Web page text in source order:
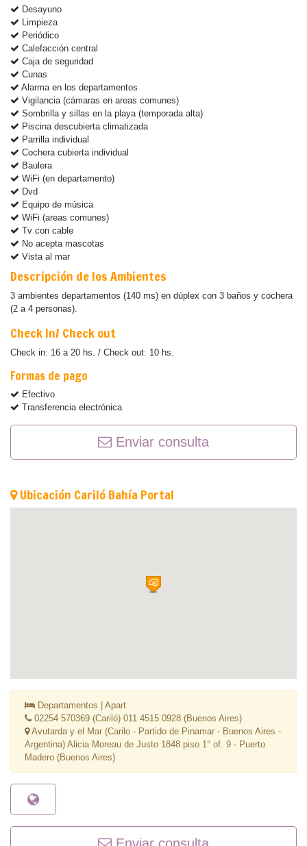
Desayuno
Limpieza
Periódico
Calefacción central
Caja de seguridad
Cunas
Alarma en los departamentos
Vigilancia (cámaras en areas comunes)
Sombrilla y sillas en la playa (temporada alta)
Piscina descubierta climatizada
Parrilla individual
Cochera cubierta individual
Baulera
WiFi (en departamento)
Dvd
Equipo de música
WiFi (areas comunes)
Tv con cable
No acepta mascotas
Vista al mar
Descripción de los Ambientes
3 ambientes departamentos (140 ms) en dúplex con 3 baños y cochera
(2 a 4 personas).
Check In/ Check out
Check in: 16 a 20 hs. / Check out: 10 hs.
Formas de pago
Efectivo
Transferencia electrónica
Enviar consulta
Ubicación Cariló Bahía Portal
Departamentos | Apart
02254 570369 (Cariló) 011 4515 0928 (Buenos Aires)
Avutarda y el Mar (Carilo - Partido de Pinamar - Buenos Aires -
Argentina) Alicia Moreau de Justo 1848 piso 1° of. 9 - Puerto
Madero (Buenos Aires)